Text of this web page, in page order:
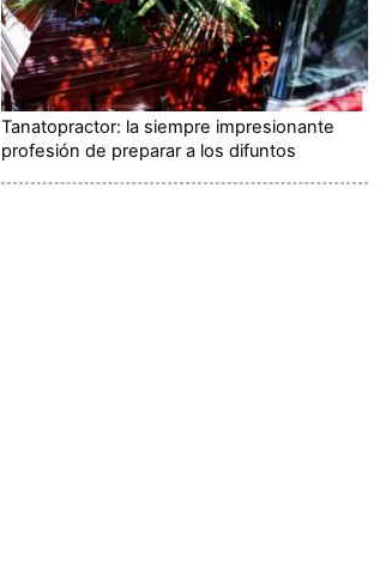
Tanatopractor: la siempre impresionante
profesión de preparar a los difuntos